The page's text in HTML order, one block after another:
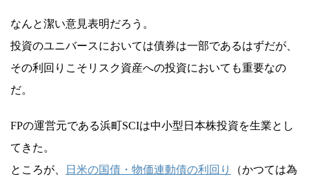
なんと潔い意見表明だろう。
投資のユニバースにおいては債券は一部であるはずだが、
その利回りこそリスク資産への投資においても重要なの
だ。
FPの運営元である浜町SCIは中小型日本株投資を生業とし
てきた。
ところが、
日米の国債・物価連動債の利回り
（かつては為